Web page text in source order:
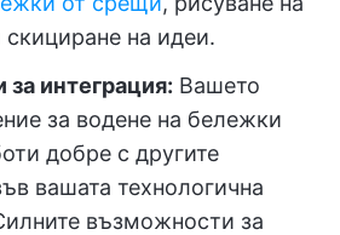
на идеи.
интеграция: Вашето
за водене на бележки
добре с другите
вашата технологична
възможности за